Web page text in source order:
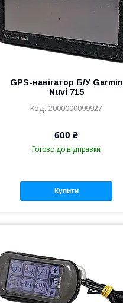
GPS-навігатор Б/У Garmin
Nuvi 715
2000000099927
600 ₴
Готово до відправки
Купити